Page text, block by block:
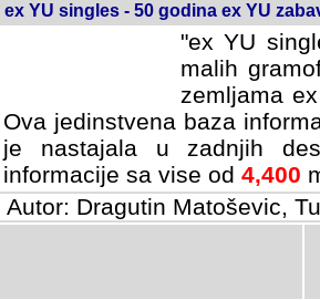
ex YU singles - 50 godina ex YU
"ex YU
malih
zemljama
Ova jedinstvena baza
je nastajala u zadnjih
informacije sa vise od 4,400
Autor: Dragutin Matoševic,